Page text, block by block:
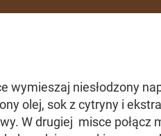
wymieszaj niesłodzony
olej, sok z cytryny i
W drugiej misce połącz